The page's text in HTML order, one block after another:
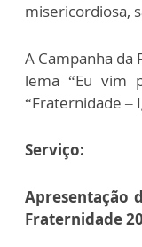
misericordiosa,
A Campanha
lema “Eu vim
“Fraternidade –
Serviço:
Apresentação
Fraternidade